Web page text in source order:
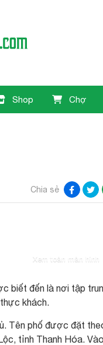
Shop Chợ
Chia sẻ
Xem toàn màn hình
biết đến là nơi tập
khách.
Tên phố được đặt
tỉnh Thanh Hóa. Vào